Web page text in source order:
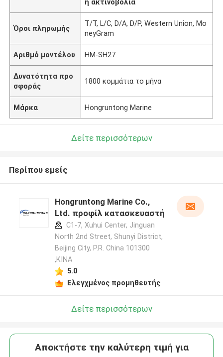
η ακτινοβολία
Όροι πληρωμής
T/T, L/C, D/A, D/P, Western Union, Mo
neyGram
Αριθμό μοντέλου HM-SH27
Δυνατότητα προ
σφοράς
1800 κομμάτια το μήνα
Μάρκα Hongruntong Marine
Δείτε περισσότερων
Περίπου εμείς
Hongruntong Marine Co.,
Ltd. προφίλ κατασκευαστή
C1-7, Xuhui Center, Jinguan
North 2nd Street, Shunyi District,
Beijing City, P.R. China 101300
,ΚΙΝΑ
5.0
Ελεγχμένος προμηθευτής
Δείτε περισσότερων
Αποκτήστε την καλύτερη τιμή για